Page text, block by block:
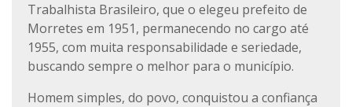
Trabalhista Brasileiro, que o elegeu prefeito de
Morretes em 1951, permanecendo no cargo até
1955, com muita responsabilidade e seriedade,
buscando sempre o melhor para o município.
Homem simples, do povo, conquistou a confiança